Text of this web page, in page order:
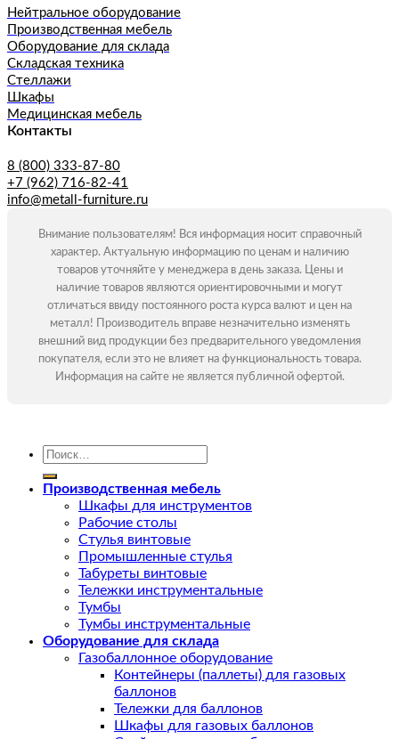
Нейтральное оборудование
Производственная мебель
Оборудование для склада
Складская техника
Стеллажи
Шкафы
Медицинская мебель
Контакты
8 (800) 333-87-80
+7 (962) 716-82-41
info@metall-furniture.ru
Внимание пользователям! Вся информация носит справочный
характер. Актуальную информацию по ценам и наличию
товаров уточняйте у менеджера в день заказа. Цены и
наличие товаров являются ориентировочными и могут
отличаться ввиду постоянного роста курса валют и цен на
металл! Производитель вправе незначительно изменять
внешний вид продукции без предварительного уведомления
покупателя, если это не влияет на функциональность товара.
Информация на сайте не является публичной офертой.
Искать:
Производственная мебель
Шкафы для инструментов
Рабочие столы
Стулья винтовые
Промышленные стулья
Табуреты винтовые
Тележки инструментальные
Тумбы
Тумбы инструментальные
Оборудование для склада
Газобаллонное оборудование
Контейнеры (паллеты) для газовых
баллонов
Тележки для баллонов
Шкафы для газовых баллонов